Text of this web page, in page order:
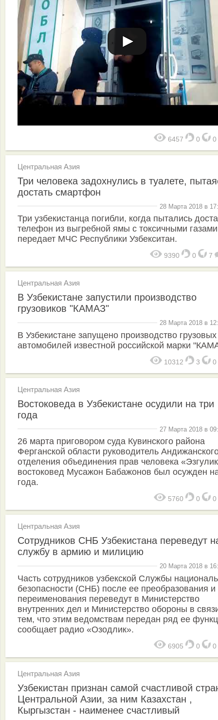
6457 0 0
Центральная Азия
Три человека задохнулись в туалете,
достать смартфон
28 Марта 2018 в
Три узбекистанца погибли, когда пытались
телефон из выгребной ямы с токсичными
передает МЧС Республики Узбекситан.
9390 0 7
Центральная Азия
В Узбекистане запустили производство
грузовиков "КАМАЗ"
28 Марта 2018 в
В Узбекистане запущено производство грузовых
автомобилей известной российской марки
10312 3 0
Центральная Азия
Востоковеда в Узбекистане осудили на три
года
27 Марта 2018 в
26 марта приговором суда Кувинского района
Ферганской области руководитель
отделения объединения прав человека
востоковед Мусажон Бабажонов был осужден
года.
5760 0 0
Центральная Азия
Сотрудников СНБ Узбекистана переведут
службу в армию и милицию
20 Марта 2018 в
Часть сотрудников узбекской Службы
безопасности (СНБ) после ее преобразования и
переименования переведут в Министерство
внутренних дел и Министерство обороны в
тем, что этим ведомствам передан ряд ее
сообщает радио «Озодлик».
6905 0 0
Центральная Азия
Узбекистан признан самой счастливой
Центральной Азии, за ним Казахстан ,
Кыргызстан - наименее счастливый